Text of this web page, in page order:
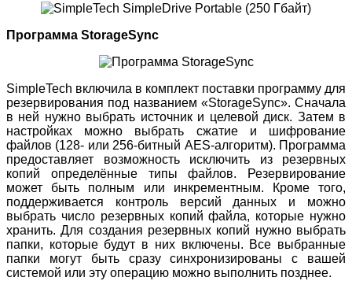
Программа StorageSync
SimpleTech включила в комплект поставки программу для
резервирования под названием «StorageSync». Сначала
в ней нужно выбрать источник и целевой диск. Затем в
настройках можно выбрать сжатие и шифрование
файлов (128- или 256-битный AES-алгоритм). Программа
предоставляет возможность исключить из резервных
копий определённые типы файлов. Резервирование
может быть полным или инкрементным. Кроме того,
поддерживается контроль версий данных и можно
выбрать число резервных копий файла, которые нужно
хранить. Для создания резервных копий нужно выбрать
папки, которые будут в них включены. Все выбранные
папки могут быть сразу синхронизированы с вашей
системой или эту операцию можно выполнить позднее.